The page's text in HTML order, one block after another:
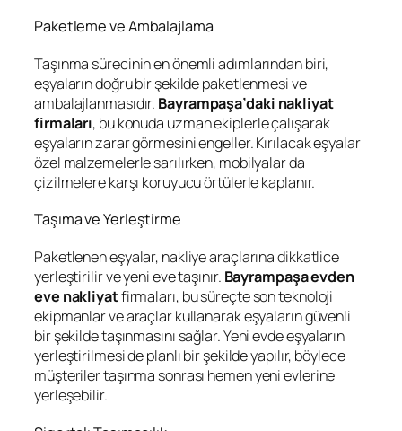
Paketleme ve Ambalajlama
Taşınma sürecinin en önemli adımlarından biri,
eşyaların doğru bir şekilde paketlenmesi ve
ambalajlanmasıdır. Bayrampaşa’daki nakliyat
firmaları, bu konuda uzman ekiplerle çalışarak
eşyaların zarar görmesini engeller. Kırılacak eşyalar
özel malzemelerle sarılırken, mobilyalar da
çizilmelere karşı koruyucu örtülerle kaplanır.
Taşıma ve Yerleştirme
Paketlenen eşyalar, nakliye araçlarına dikkatlice
yerleştirilir ve yeni eve taşınır. Bayrampaşa evden
eve nakliyatfirmaları, bu süreçte son teknoloji
ekipmanlar ve araçlar kullanarak eşyaların güvenli
bir şekilde taşınmasını sağlar. Yeni evde eşyaların
yerleştirilmesi de planlı bir şekilde yapılır, böylece
müşteriler taşınma sonrası hemen yeni evlerine
yerleşebilir.